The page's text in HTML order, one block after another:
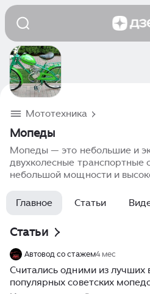
Мототехника
Мопеды
Мопеды — это небольшие и
двухколесные транспортные
небольшой мощности и
поскольку позволяют легко
сокращают время в пути.
подходят как начинающим
ищет бюджетный и
передвижений по городу.
стиль, функциональность и
отличным выбором для
Главное Статьи
Статьи
Автовод со стажем4 мес
Считались одними из
популярных советских